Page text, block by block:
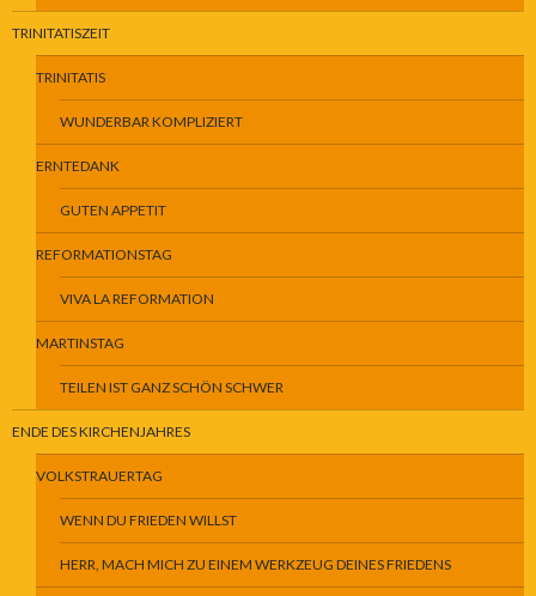
TRINITATISZEIT
TRINITATIS
WUNDERBAR KOMPLIZIERT
ERNTEDANK
GUTEN APPETIT
REFORMATIONSTAG
VIVA LA REFORMATION
MARTINSTAG
TEILEN IST GANZ SCHÖN SCHWER
ENDE DES KIRCHENJAHRES
VOLKSTRAUERTAG
WENN DU FRIEDEN WILLST
HERR, MACH MICH ZU EINEM WERKZEUG DEINES FRIEDENS